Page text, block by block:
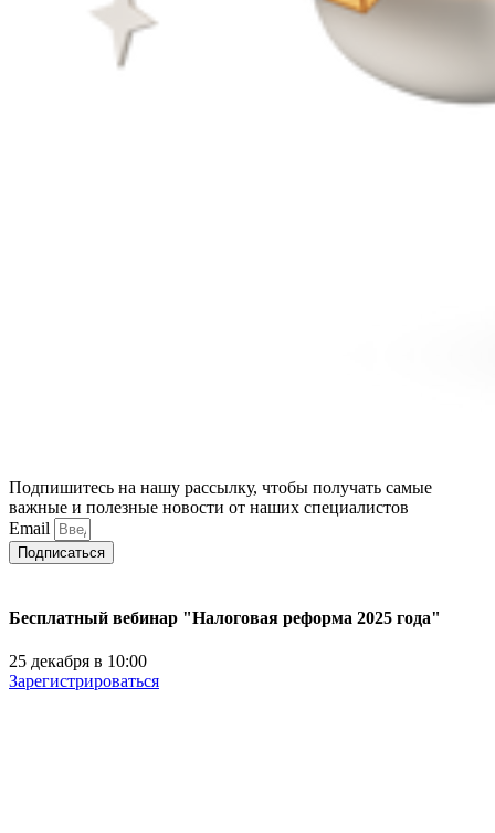
Подпишитесь на нашу рассылку, чтобы получать самые
важные и полезные новости от наших специалистов
Email
Подписаться
Бесплатный вебинар "Налоговая реформа 2025 года"
25 декабря в 10:00
Зарегистрироваться